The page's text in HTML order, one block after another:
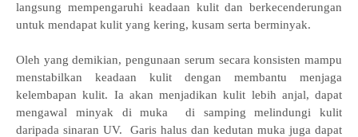
langsung mempengaruhi keadaan kulit dan berkecenderungan
untuk mendapat kulit yang kering, kusam serta berminyak.
Oleh yang demikian, pengunaan serum secara konsisten mampu
menstabilkan keadaan kulit dengan membantu menjaga
kelembapan kulit. Ia akan menjadikan kulit lebih anjal, dapat
mengawal minyak di muka di samping melindungi kulit
daripada sinaran UV. Garis halus dan kedutan muka juga dapat